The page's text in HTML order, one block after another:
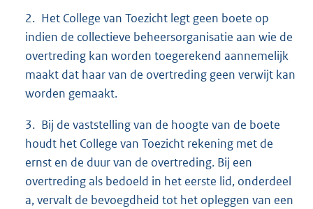
2. Het College van Toezicht legt geen boete op
indien de collectieve beheersorganisatie aan wie de
overtreding kan worden toegerekend aannemelijk
maakt dat haar van de overtreding geen verwijt kan
worden gemaakt.
3. Bij de vaststelling van de hoogte van de boete
houdt het College van Toezicht rekening met de
ernst en de duur van de overtreding. Bij een
overtreding als bedoeld in het eerste lid, onderdeel
a, vervalt de bevoegdheid tot het opleggen van een